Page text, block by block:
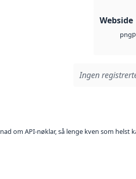
Webside
png
Ingen
om API-nøklar, så lenge kven som helst